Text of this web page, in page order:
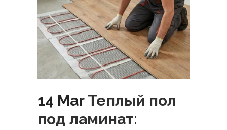
14 Mar Теплый пол
под ламинат: